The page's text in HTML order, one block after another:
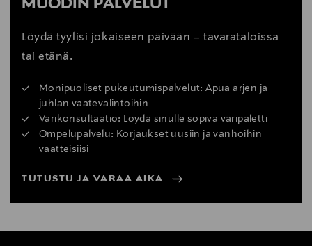
MUODIN PALVELUT
Löydä tyylisi jokaiseen päivään – tavarataloissa
tai etänä.
Monipuoliset pukeutumispalvelut: Apua arjen ja
juhlan vaatevalintoihin
Värikonsultaatio: Löydä sinulle sopiva väripaletti
Ompelupalvelu: Korjaukset uusiin ja vanhoihin
vaatteisiisi
TUTUSTU JA VARAA AIKA